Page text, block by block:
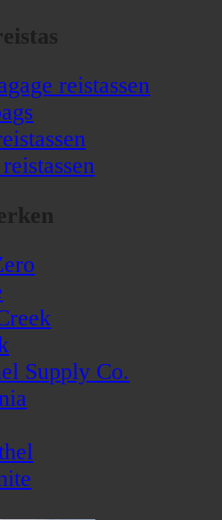
reistassen
Supply Co.